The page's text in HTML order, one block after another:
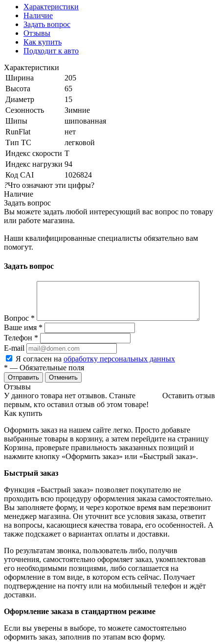
Характеристики
Наличие
Задать вопрос
Отзывы
Как купить
Подходит к авто
Характеристики
Ширина
205
Высота
65
Диаметр
15
Сезонность
Зимние
Шипы
шипованная
RunFlat
нет
Тип ТС
легковой
Индекс скорости T
Индекс нагрузки 94
Код CAI
1026824
?Что означают эти цифры?
Наличие
Задать вопрос
Вы можете задать любой интересующий вас вопрос по товару
или работе магазина.
Наши квалифицированные специалисты обязательно вам
помогут.
Задать вопрос
Вопрос *
Ваше имя *
Телефон *
E-mail
Я согласен на обработку персональных данных
* — Обязательные поля
Отменить
Отзывы
Оставить отзыв
У данного товара нет отзывов. Станьте
первым, кто оставил отзыв об этом товаре!
Как купить
Оформить заказ на нашем сайте легко. Просто добавьте
выбранные товары в корзину, а затем перейдите на страницу
Корзина, проверьте правильность заказанных позиций и
нажмите кнопку «Оформить заказ» или «Быстрый заказ».
Быстрый заказ
Функция «Быстрый заказ» позволяет покупателю не
проходить всю процедуру оформления заказа самостоятельно.
Вы заполняете форму, и через короткое время вам перезвонит
менеджер магазина. Он уточнит все условия заказа, ответит
на вопросы, касающиеся качества товара, его особенностей. А
также подскажет о вариантах оплаты и доставки.
По результатам звонка, пользователь либо, получив
уточнения, самостоятельно оформляет заказ, укомплектовав
его необходимыми позициями, либо соглашается на
оформление в том виде, в котором есть сейчас. Получает
подтверждение на почту или на мобильный телефон и ждёт
доставки.
Оформление заказа в стандартном режиме
Если вы уверены в выборе, то можете самостоятельно
оформить заказ, заполнив по этапам всю форму.